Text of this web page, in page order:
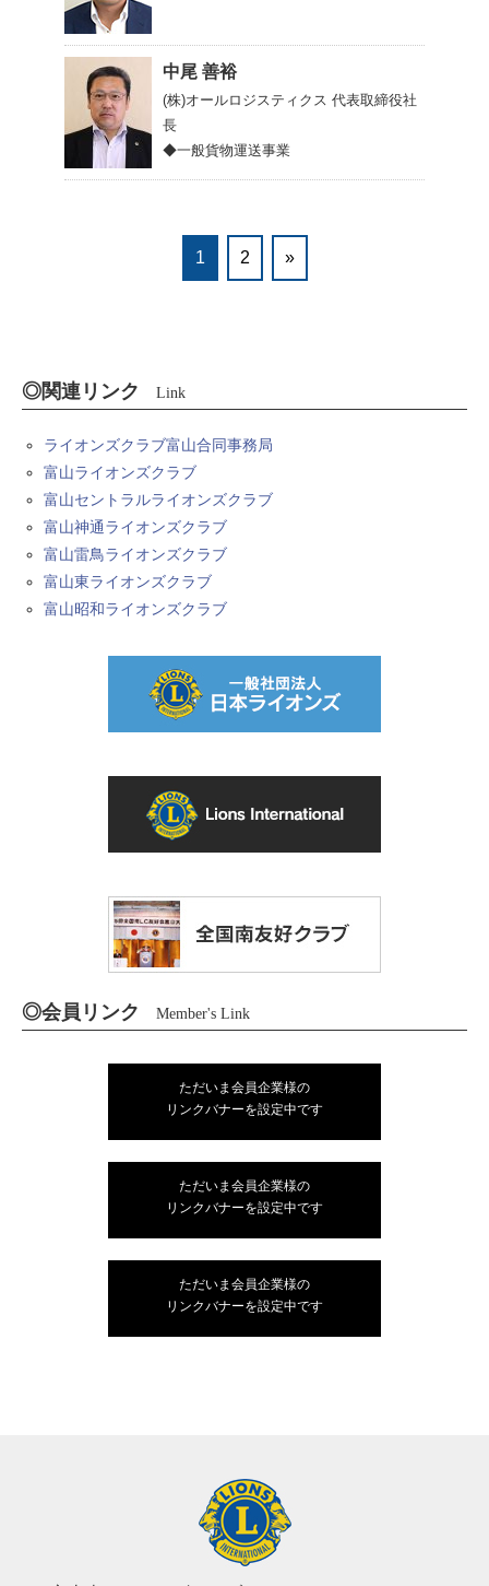
中尾 善裕
(株)オールロジスティクス 代表取締役社
長
◆一般貨物運送事業
1 2 »
◎関連リンク Link
ライオンズクラブ富山合同事務局
富山ライオンズクラブ
富山セントラルライオンズクラブ
富山神通ライオンズクラブ
富山雷鳥ライオンズクラブ
富山東ライオンズクラブ
富山昭和ライオンズクラブ
◎会員リンク Member's Link
ただいま会員企業様の
リンクバナーを設定中です
ただいま会員企業様の
リンクバナーを設定中です
ただいま会員企業様の
リンクバナーを設定中です